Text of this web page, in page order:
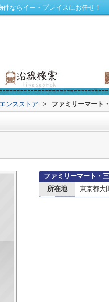
ならイー・プレイスにお任せ！
ンスストア > ファミリーマート
ファミリーマート・
所在地
東京都大